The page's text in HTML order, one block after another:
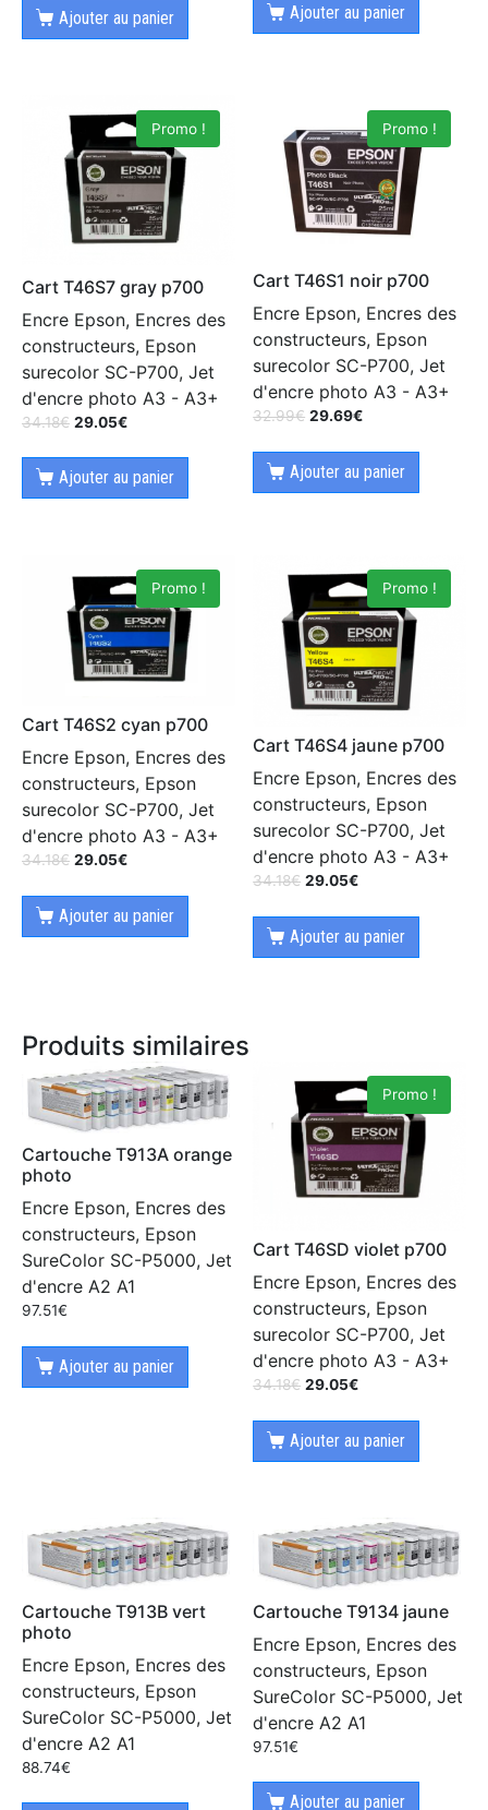
Ajouter au panier Ajouter au panier
Promo !
Cart T46S7 gray p700
Encre Epson, Encres des
constructeurs, Epson
surecolor SC-P700, Jet
d'encre photo A3 - A3+
34.18€ 29.05€
Ajouter au panier
Promo !
Cart T46S1 noir p700
Encre Epson, Encres des
constructeurs, Epson
surecolor SC-P700, Jet
d'encre photo A3 - A3+
32.99€ 29.69€
Ajouter au panier
Promo !
Cart T46S2 cyan p700
Encre Epson, Encres des
constructeurs, Epson
surecolor SC-P700, Jet
d'encre photo A3 - A3+
34.18€ 29.05€
Ajouter au panier
Promo !
Cart T46S4 jaune p700
Encre Epson, Encres des
constructeurs, Epson
surecolor SC-P700, Jet
d'encre photo A3 - A3+
34.18€ 29.05€
Ajouter au panier
Produits similaires
Cartouche T913A orange
photo
Encre Epson, Encres des
constructeurs, Epson
SureColor SC-P5000, Jet
d'encre A2 A1
97.51€
Ajouter au panier
Promo !
Cart T46SD violet p700
Encre Epson, Encres des
constructeurs, Epson
surecolor SC-P700, Jet
d'encre photo A3 - A3+
34.18€ 29.05€
Ajouter au panier
Cartouche T913B vert
photo
Encre Epson, Encres des
constructeurs, Epson
SureColor SC-P5000, Jet
d'encre A2 A1
88.74€
Cartouche T9134 jaune
Encre Epson, Encres des
constructeurs, Epson
SureColor SC-P5000, Jet
d'encre A2 A1
97.51€
Ajouter au panier